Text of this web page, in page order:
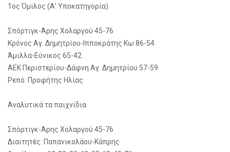
1ος Όμιλος (Α’ Υποκατηγορία)
Σπόρτιγκ-Άρης Χολαργού 45-76
Κρόνος Αγ. Δημητρίου-Ιπποκράτης Κω 86-54
Άμιλλα-Εύνικος 65-42
ΑΕΚ Περιστερίου-Δάφνη Αγ. Δημητρίου 57-59
Ρεπό: Προφήτης Ηλίας
Αναλυτικά τα παιχνίδια
Σπόρτιγκ-Άρης Χολαργού 45-76
Διαιτητές: Παπανικολάου-Κάπρης